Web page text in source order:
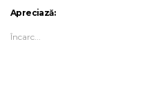
Apreciază:
Încarc...